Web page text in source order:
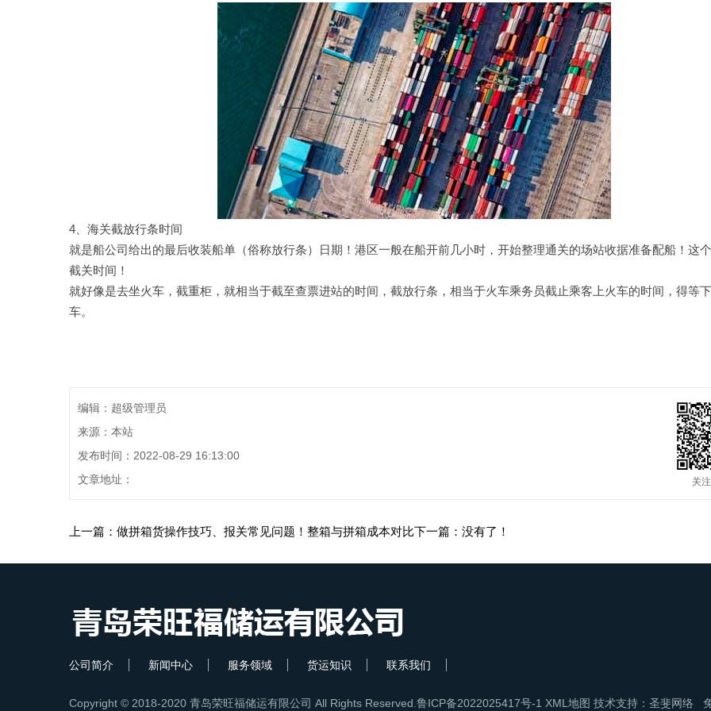
4、海关截放行条时间
就是船公司给出的最后收装船单（俗称放行条）日期！港区一般在船开前几小时，开始整理通关的场站收据准备配船！这
截关时间！
就好像是去坐火车，截重柜，就相当于截至查票进站的时间，截放行条，相当于火车乘务员截止乘客上火车的时间，得等
车。
关
编辑：超级管理员
来源：本站
发布时间：2022-08-29 16:13:00
文章地址：
上一篇： 做拼箱货操作技巧、报关常见问题！整箱与拼箱成本对比下一篇：没有了！
公司简介 新闻中心 服务领域 货运知识 联系我们
Copyright © 2018-2020 青岛荣旺福储运有限公司 All Rights Reserved. 鲁ICP备2022025417号-1 XML地图 技术支持：圣斐网络